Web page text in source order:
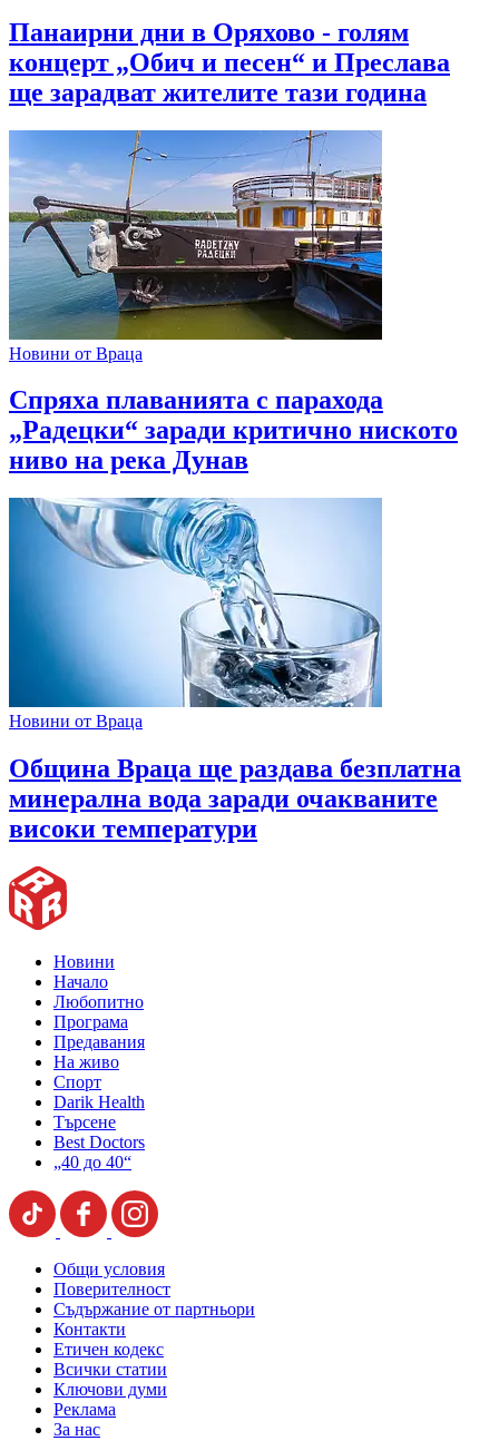
Панаирни дни в Оряхово - голям
концерт „Обич и песен“ и Преслава
ще зарадват жителите тази година
Новини от Враца
Спряха плаванията с парахода
„Радецки“ заради критично ниското
ниво на река Дунав
Новини от Враца
Община Враца ще раздава безплатна
минерална вода заради очакваните
високи температури
Новини
Начало
Любопитно
Програма
Предавания
На живо
Спорт
Darik Health
Търсене
Best Doctors
„40 до 40“
Общи условия
Поверителност
Съдържание от партньори
Контакти
Етичен кодекс
Всички статии
Ключови думи
Реклама
За нас